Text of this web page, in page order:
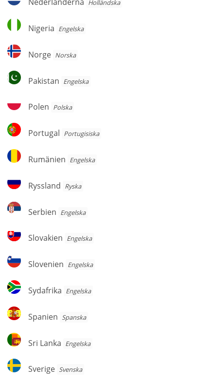
Holländska
Nigeria
Nigeria Engelska
Norge
Norge Norska
Pakistan
Pakistan Engelska
Polen
Polen Polska
Portugal
Portugal Portugisiska
Rumänien
Rumänien Engelska
Ryssland
Ryssland Ryska
Serbien
Serbien Engelska
Slovakien
Slovakien Engelska
Slovenien
Slovenien Engelska
Sydafrika
Sydafrika Engelska
Spanien
Spanien Spanska
Sri
Lanka
Sri Lanka Engelska
Sverige
Sverige Svenska